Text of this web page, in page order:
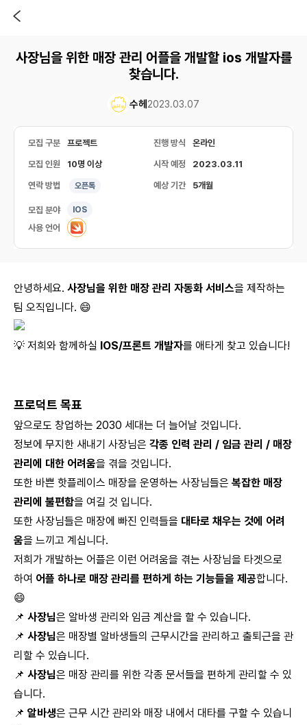
사장님을 위한 매장 관리 어플을 개발할 ios 개발자를
찾습니다.
수헤 2023.03.07
모집 구분 프로젝트 진행 방식 온라인
모집 인원 10명 이상 시작 예정 2023.03.11
연락 방법 오픈톡 예상 기간 5개월
모집 분야 IOS
사용 언어
안녕하세요. 사장님을 위한 매장 관리 자동화 서비스을 제작하는
팀 오직입니다. 😄
💡 저희와 함께하실 IOS/프론트 개발자를 애타게 찾고 있습니다!
프로덕트 목표
앞으로도 창업하는 2030 세대는 더 늘어날 것입니다.
정보에 무지한 새내기 사장님은 각종 인력 관리 / 임금 관리 / 매장
관리에 대한 어려움을 겪을 것입니다.
또한 바쁜 핫플레이스 매장을 운영하는 사장님들은 복잡한 매장
관리에 불편함을 여길 것 입니다.
또한 사장님들은 매장에 빠진 인력들을 대타로 채우는 것에 어려
움을 느끼고 계십니다.
저희가 개발하는 어플은 이런 어려움을 겪는 사장님을 타겟으로
하여 어플 하나로 매장 관리를 편하게 하는 기능들을 제공합니다.
😄
📌 사장님은 알바생 관리와 임금 계산을 할 수 있습니다.
📌 사장님은 매장별 알바생들의 근무시간을 관리하고 출퇴근을 관
리할 수 있습니다.
📌 사장님은 매장 관리를 위한 각종 문서들을 편하게 관리할 수 있
습니다.
📌 알바생은 근무 시간 관리와 매장 내에서 대타를 구할 수 있습니